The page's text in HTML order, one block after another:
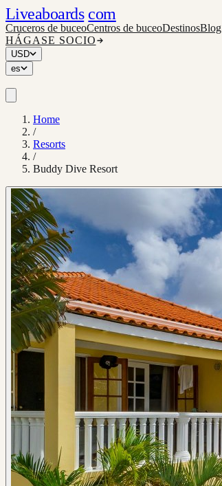
Liveaboards com
Cruceros de buceoCentros de buceoDestinosBlog
HÁGASE SOCIO
USD
es
Home
/
Resorts
/
Buddy Dive Resort